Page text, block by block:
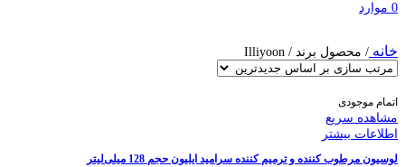
0 موارد
خانه / محصول برند /
Illiyoon
اتمام موجودی
مشاهده سریع
اطلاعات بیشتر
لوسیون مرطوب کننده و ترمیم کننده سرامید ایلیون حجم 128 میلی‌لیتر